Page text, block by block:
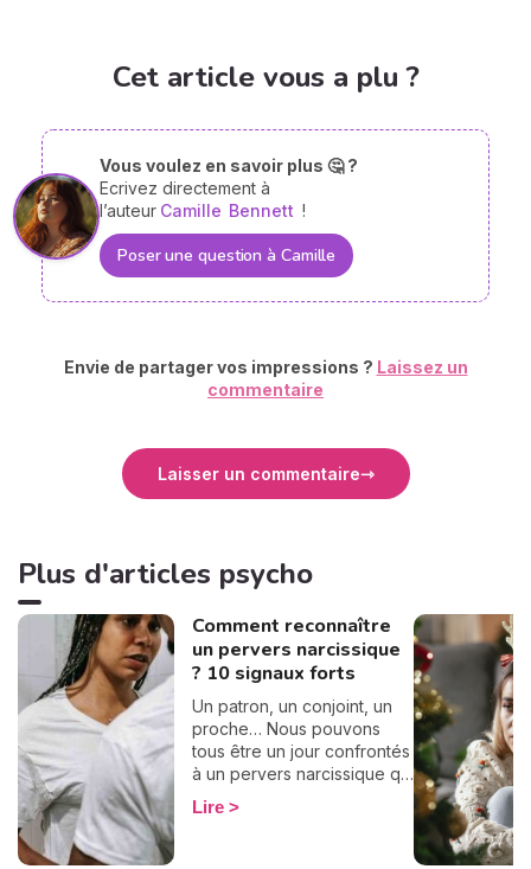
Cet article vous a plu ?
Vous voulez en savoir plus 🤔 ?
Ecrivez directement à
l’auteur Camille Bennett !
Poser une question à Camille
Envie de partager vos impressions ? Laissez un
commentaire
Laisser un commentaire
Plus d'articles psycho
Comment reconnaître
un pervers narcissique
? 10 signaux forts
Un patron, un conjoint, un
proche… Nous pouvons
tous être un jour confrontés
à un pervers narcissique qui
nous entraînera dans une
spirale destructrice.
Lire